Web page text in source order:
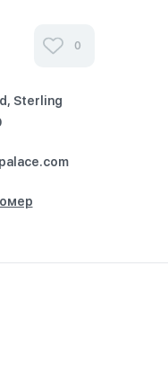
0
Sterling